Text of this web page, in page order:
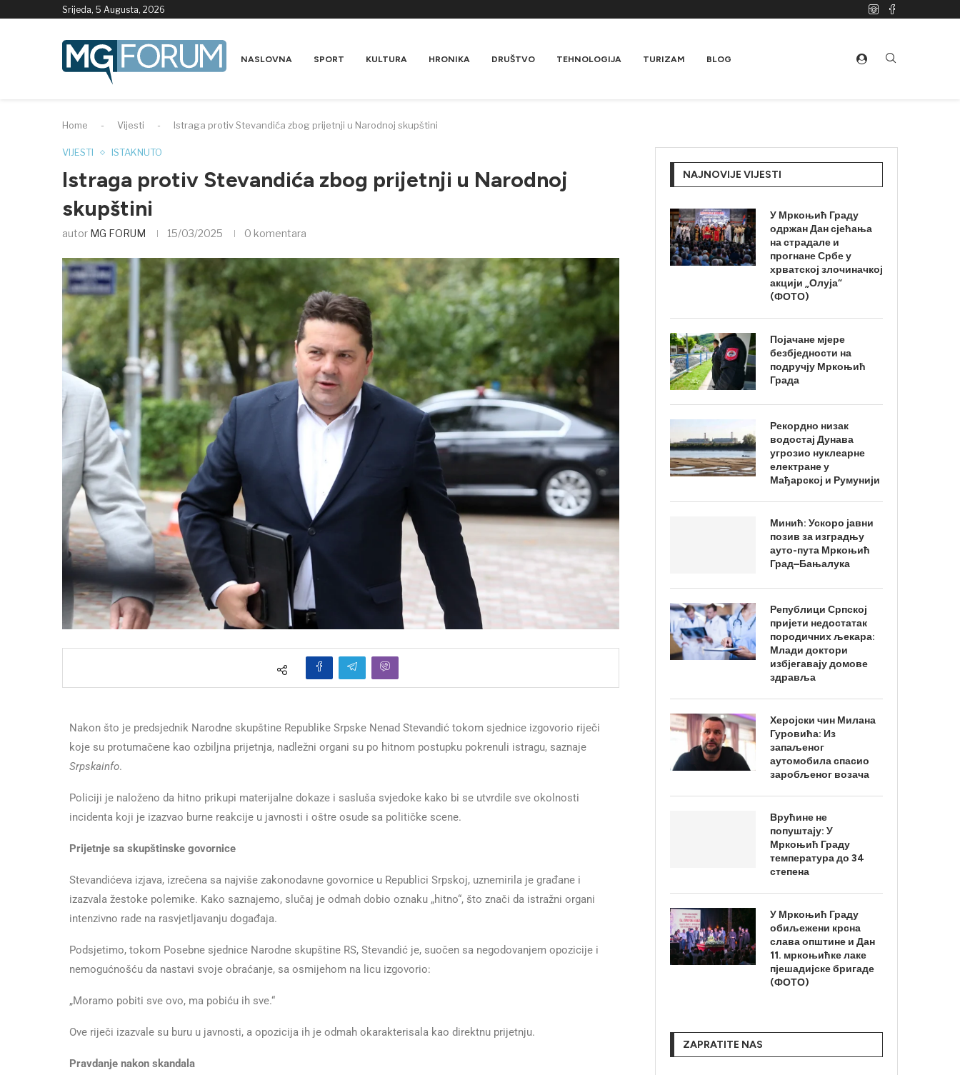
Srijeda, 5 Augusta, 2026
NASLOVNA SPORT KULTURA HRONIKA DRUŠTVO TEHNOLOGIJA TURIZAM BLOG
Home - Vijesti - Istraga protiv Stevandića zbog prijetnji u Narodnoj skupštini
VIJESTI ISTAKNUTO
Istraga protiv Stevandića zbog prijetnji u Narodnoj
skupštini
autor MG FORUM 15/03/2025 0 komentara
Nakon što je predsjednik Narodne skupštine Republike Srpske Nenad Stevandić tokom sjednice izgovorio riječi
koje su protumačene kao ozbiljna prijetnja, nadležni organi su po hitnom postupku pokrenuli istragu, saznaje
Srpskainfo.
Policiji je naloženo da hitno prikupi materijalne dokaze i sasluša svjedoke kako bi se utvrdile sve okolnosti
incidenta koji je izazvao burne reakcije u javnosti i oštre osude sa političke scene.
Prijetnje sa skupštinske govornice
Stevandićeva izjava, izrečena sa najviše zakonodavne govornice u Republici Srpskoj, uznemirila je građane i
izazvala žestoke polemike. Kako saznajemo, slučaj je odmah dobio oznaku „hitno“, što znači da istražni organi
intenzivno rade na rasvjetljavanju događaja.
Podsjetimo, tokom Posebne sjednice Narodne skupštine RS, Stevandić je, suočen sa negodovanjem opozicije i
nemogućnošću da nastavi svoje obraćanje, sa osmijehom na licu izgovorio:
„Moramo pobiti sve ovo, ma pobiću ih sve.“
Ove riječi izazvale su buru u javnosti, a opozicija ih je odmah okarakterisala kao direktnu prijetnju.
Pravdanje nakon skandala
NAJNOVIJE VIJESTI
У Мркоњић Граду
одржан Дан сјећања
на страдале и
прогнане Србе у
хрватској злочиначкој
акцији „Олуја“
(ФОТО)
Појачане мјере
безбједности на
подручју Мркоњић
Града
Рекордно низак
водостај Дунава
угрозио нуклеарне
електране у
Мађарској и Румунији
Минић: Ускоро јавни
позив за изградњу
ауто-пута Мркоњић
Град–Бањалука
Републици Српској
пријети недостатак
породичних љекара:
Млади доктори
избјегавају домове
здравља
Херојски чин Милана
Гуровића: Из
запаљеног
аутомобила спасио
заробљеног возача
Врућине не
попуштају: У
Мркоњић Граду
температура до 34
степена
У Мркоњић Граду
обиљежени крсна
слава општине и Дан
11. мркоњићке лаке
пјешадијске бригаде
(ФОТО)
ZAPRATITE NAS